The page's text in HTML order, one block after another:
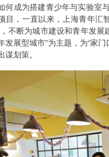
何成为搭建青少年与实验室
目，一直以来，上海青年汇
，不断为城市建设和青年发
发展型城市”为主题，为“家
谋划策。